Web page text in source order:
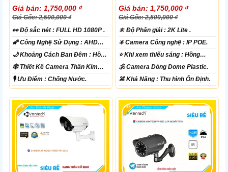
Giá bán: 1,750,000 ₫
Giá Gốc: 2,500,000 ₫
️👀 Độ sắc nét :FULL HD 1080P .
🌠 Công Nghệ Sử Dụng :AHD
CVI TVI BCS.
🌙 Khoảng Cách Ban Đêm :Hồng
Ngoại 70m Led Array.
🕸️ Thiết Kế Camera Thân Kim
loại.
️🎙 Ưu Điểm :Chống Nước.
Giá bán: 1,750,000 ₫
Giá Gốc: 2,500,000 ₫
🔆 Độ Phân giải :2K Lite .
✳️ Camera Công nghệ :IP POE.
⭐ Khi xem thiếu sáng :Hồng
Ngoại 30m Led Array.
🕉️ Camera DòngDome Plastic.
️⌘ Khả Năng : Thu hình Ổn Định.